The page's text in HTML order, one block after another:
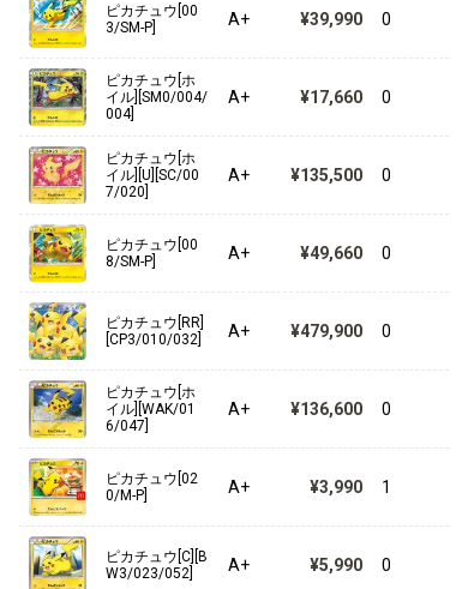
ピカチュウ[00
3/SM-P]
A+ ¥39,990 0
ピカチュウ[ホ
イル][SM0/004/
004]
A+ ¥17,660 0
ピカチュウ[ホ
イル][U][SC/00
7/020]
A+ ¥135,500 0
ピカチュウ[00
8/SM-P]
A+ ¥49,660 0
ピカチュウ[RR]
[CP3/010/032]
A+ ¥479,900 0
ピカチュウ[ホ
イル][WAK/01
6/047]
A+ ¥136,600 0
ピカチュウ[02
0/M-P]
A+ ¥3,990 1
ピカチュウ[C][B
W3/023/052]
A+ ¥5,990 0